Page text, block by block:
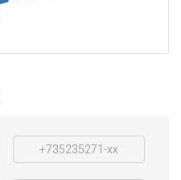
+735235271-xx